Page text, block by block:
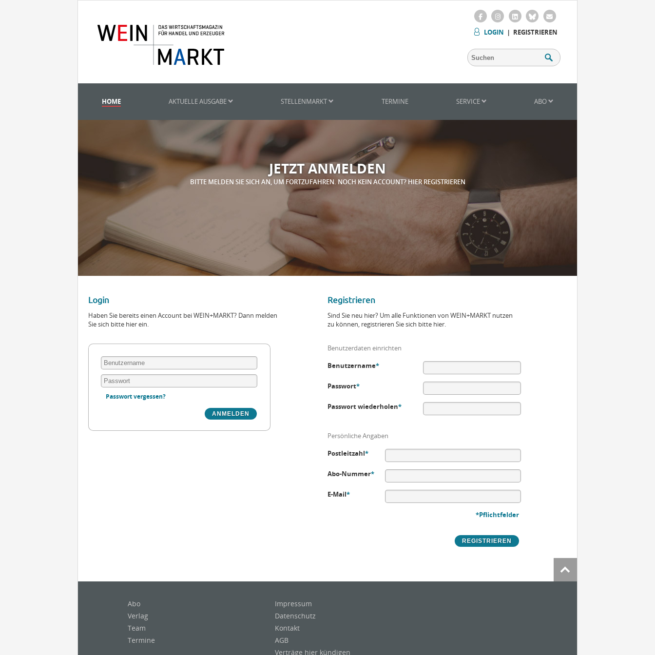
LOGIN | REGISTRIEREN
HOME AKTUELLE AUSGABE STELLENMARKT TERMINE SERVICE ABO
JETZT ANMELDEN
BITTE MELDEN SIE SICH AN, UM FORTZUFAHREN. NOCH KEIN ACCOUNT? HIER REGISTRIEREN
Login
Haben Sie bereits einen Account bei WEIN+MARKT? Dann melden
Sie sich bitte hier ein.
Passwort vergessen?
Registrieren
Sind Sie neu hier? Um alle Funktionen von WEIN+MARKT nutzen
zu können, registrieren Sie sich bitte hier.
Benutzerdaten einrichten
Benutzername*
Passwort*
Passwort wiederholen*
Persönliche Angaben
Postleitzahl*
Abo-Nummer*
E-Mail*
*Pflichtfelder
Abo
Verlag
Team
Termine
Impressum
Datenschutz
Kontakt
AGB
Verträge hier kündigen